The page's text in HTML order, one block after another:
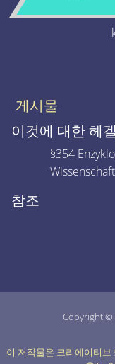
게시물
이것에 대한 헤
§354
참조
Copyright ©
이 저작물은 크리에이티